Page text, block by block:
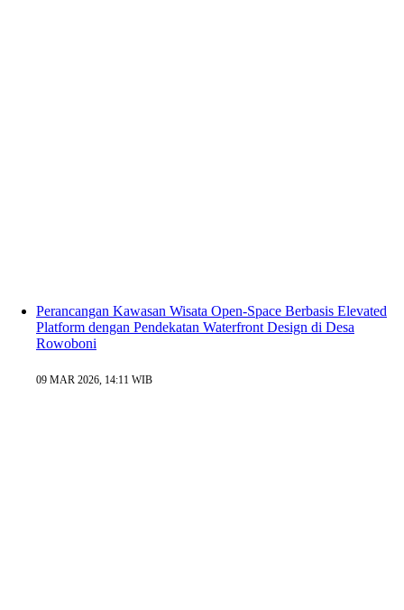
Perancangan Kawasan Wisata Open-Space Berbasis Elevated
Platform dengan Pendekatan Waterfront Design di Desa
Rowoboni
09 MAR 2026, 14:11 WIB